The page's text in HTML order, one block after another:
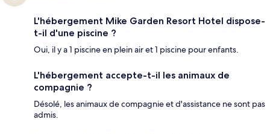
L'hébergement Mike Garden Resort Hotel dispose-
t-il d'une piscine ?
Oui, il y a 1 piscine en plein air et 1 piscine pour enfants.
L'hébergement accepte-t-il les animaux de
compagnie ?
Désolé, les animaux de compagnie et d'assistance ne sont pas
admis.